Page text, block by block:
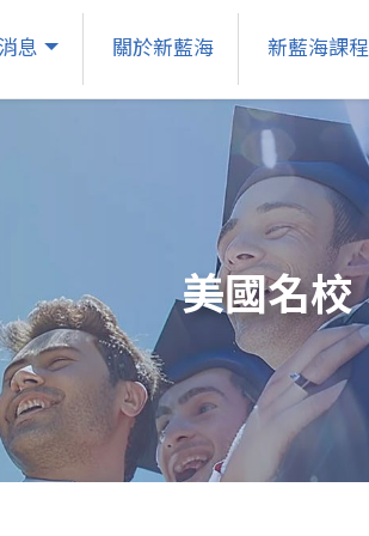
息 關於新藍海 新藍海課程
美國名校